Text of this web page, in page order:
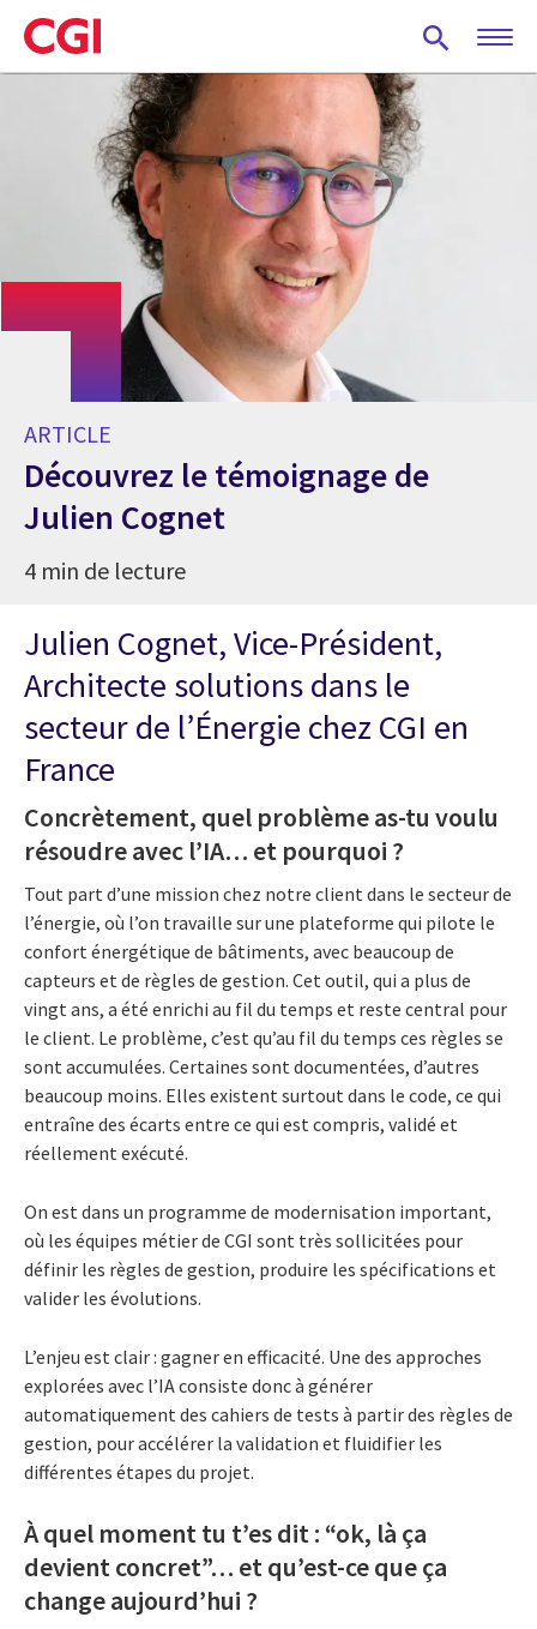
Skip
to
main
ARTICLE
Découvrez le témoignage de
Julien Cognet
4 min de lecture
Julien Cognet, Vice-Président,
Architecte solutions dans le
secteur de l’Énergie chez CGI en
France
Concrètement, quel problème as-tu voulu
résoudre avec l’IA… et pourquoi ?
Tout part d’une mission chez notre client dans le secteur de
l’énergie, où l’on travaille sur une plateforme qui pilote le
confort énergétique de bâtiments, avec beaucoup de
capteurs et de règles de gestion. Cet outil, qui a plus de
vingt ans, a été enrichi au fil du temps et reste central pour
le client. Le problème, c’est qu’au fil du temps ces règles se
sont accumulées. Certaines sont documentées, d’autres
beaucoup moins. Elles existent surtout dans le code, ce qui
entraîne des écarts entre ce qui est compris, validé et
réellement exécuté.
On est dans un programme de modernisation important,
où les équipes métier de CGI sont très sollicitées pour
définir les règles de gestion, produire les spécifications et
valider les évolutions.
L’enjeu est clair : gagner en efficacité. Une des approches
explorées avec l’IA consiste donc à générer
automatiquement des cahiers de tests à partir des règles de
gestion, pour accélérer la validation et fluidifier les
différentes étapes du projet.
À quel moment tu t’es dit : “ok, là ça
devient concret”… et qu’est-ce que ça
change aujourd’hui ?